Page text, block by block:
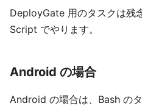
DeployGate 用のタスクは残
Script でやります。
Android の場合
Android の場合は、Bash の